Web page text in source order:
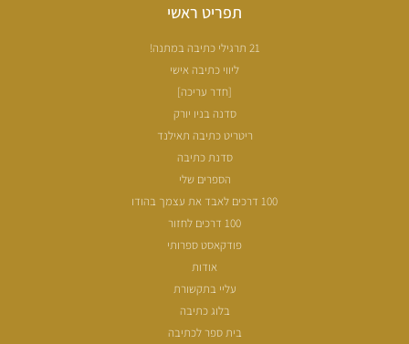
תפריט ראשי
21 תרגילי כתיבה במתנה!
ליווי כתיבה אישי
[חדר עריכה]
סדנה בניו יורק
ריטריט כתיבה תאילנד
סדנת כתיבה
הספרים שלי
100 דרכים לאבד את עצמך בהודו
100 דרכים לחזור
פודקאסט ספרותי
אודות
עליי בתקשורת
בלוג כתיבה
בית ספר לכתיבה